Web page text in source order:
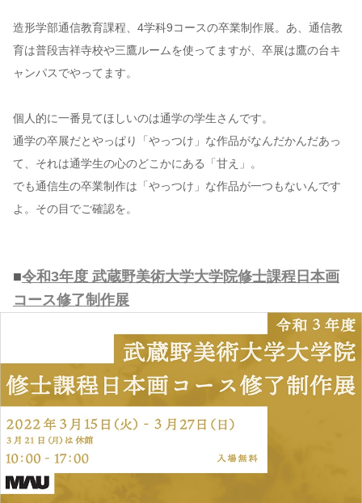
造形学部通信教育課程、4学科9コースの卒業制作展。あ、通信教
育は普段吉祥寺校や三鷹ルームを使ってますが、卒展は鷹の台キ
ャンパスでやってます。
個人的に一番見てほしいのは通学の学生さんです。
通学の卒展だとやっぱり「やっつけ」な作品がなんだかんだあっ
て、それは通学生の心のどこかにある「甘え」。
でも通信生の卒業制作は「やっつけ」な作品が一つもないんです
よ。その目でご確認を。
■令和3年度 武蔵野美術大学大学院修士課程日本画
コース修了制作展